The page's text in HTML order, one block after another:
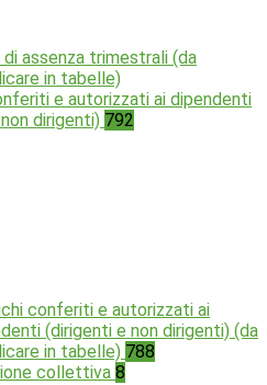
di assenza trimestrali (da
in tabelle)
e autorizzati ai dipendenti
dirigenti) 792
conferiti e autorizzati ai
(dirigenti e non dirigenti) (da
in tabelle) 788
collettiva 8